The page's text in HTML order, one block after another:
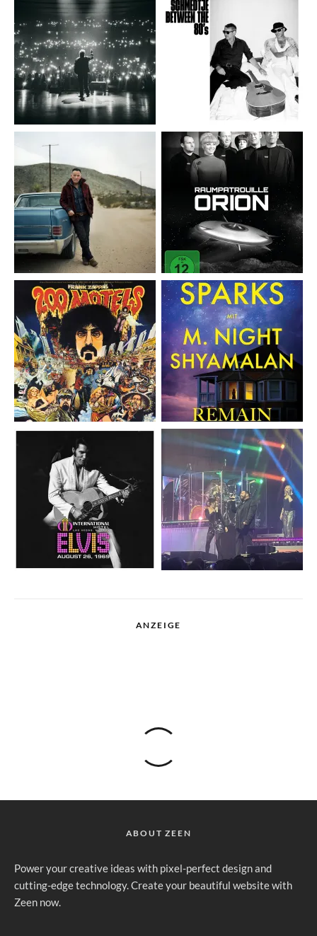
ANZEIGE
ABOUT ZEEN
Power your creative ideas with pixel-perfect design and
cutting-edge technology. Create your beautiful website with
Zeen now.